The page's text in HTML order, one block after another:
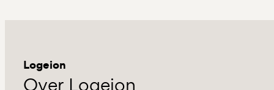
Logeion
Over Logeion